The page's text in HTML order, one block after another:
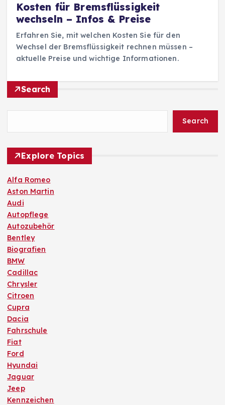
Kosten für Bremsflüssigkeit
wechseln – Infos & Preise
Erfahren Sie, mit welchen Kosten Sie für den
Wechsel der Bremsflüssigkeit rechnen müssen –
aktuelle Preise und wichtige Informationen.
Search
Search
Explore Topics
Alfa Romeo
Aston Martin
Audi
Autopflege
Autozubehör
Bentley
Biografien
BMW
Cadillac
Chrysler
Citroen
Cupra
Dacia
Fahrschule
Fiat
Ford
Hyundai
Jaguar
Jeep
Kennzeichen